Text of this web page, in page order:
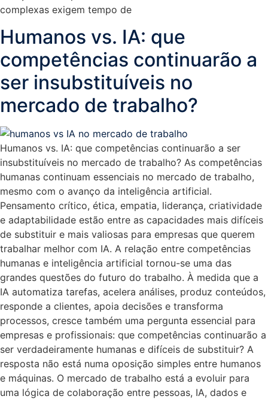
complexas exigem tempo de
Humanos vs. IA: que
competências continuarão a
ser insubstituíveis no
mercado de trabalho?
Humanos vs. IA: que competências continuarão a ser
insubstituíveis no mercado de trabalho? As competências
humanas continuam essenciais no mercado de trabalho,
mesmo com o avanço da inteligência artificial.
Pensamento crítico, ética, empatia, liderança, criatividade
e adaptabilidade estão entre as capacidades mais difíceis
de substituir e mais valiosas para empresas que querem
trabalhar melhor com IA. A relação entre competências
humanas e inteligência artificial tornou-se uma das
grandes questões do futuro do trabalho. À medida que a
IA automatiza tarefas, acelera análises, produz conteúdos,
responde a clientes, apoia decisões e transforma
processos, cresce também uma pergunta essencial para
empresas e profissionais: que competências continuarão a
ser verdadeiramente humanas e difíceis de substituir? A
resposta não está numa oposição simples entre humanos
e máquinas. O mercado de trabalho está a evoluir para
uma lógica de colaboração entre pessoas, IA, dados e